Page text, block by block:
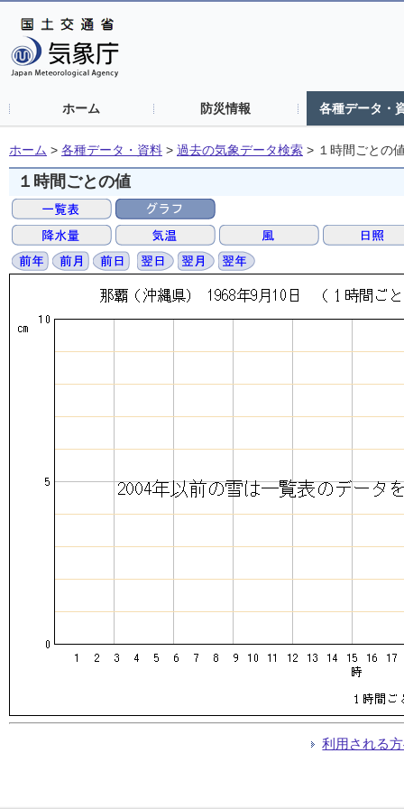
ホーム 防災情報 各種データ・
ホーム > 各種データ・資料 > 過去の気象データ検索 > １時間ごとの
１時間ごとの値
利用される